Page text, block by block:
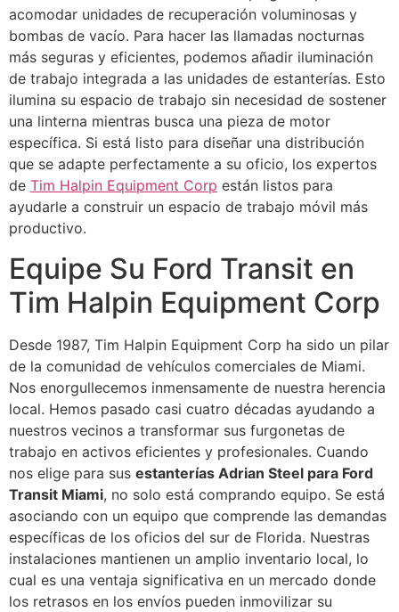
acomodar unidades de recuperación voluminosas y
bombas de vacío. Para hacer las llamadas nocturnas
más seguras y eficientes, podemos añadir iluminación
de trabajo integrada a las unidades de estanterías. Esto
ilumina su espacio de trabajo sin necesidad de sostener
una linterna mientras busca una pieza de motor
específica. Si está listo para diseñar una distribución
que se adapte perfectamente a su oficio, los expertos
de Tim Halpin Equipment Corp están listos para
ayudarle a construir un espacio de trabajo móvil más
productivo.
Equipe Su Ford Transit en
Tim Halpin Equipment Corp
Desde 1987, Tim Halpin Equipment Corp ha sido un pilar
de la comunidad de vehículos comerciales de Miami.
Nos enorgullecemos inmensamente de nuestra herencia
local. Hemos pasado casi cuatro décadas ayudando a
nuestros vecinos a transformar sus furgonetas de
trabajo en activos eficientes y profesionales. Cuando
nos elige para sus estanterías Adrian Steel para Ford
Transit Miami, no solo está comprando equipo. Se está
asociando con un equipo que comprende las demandas
específicas de los oficios del sur de Florida. Nuestras
instalaciones mantienen un amplio inventario local, lo
cual es una ventaja significativa en un mercado donde
los retrasos en los envíos pueden inmovilizar su